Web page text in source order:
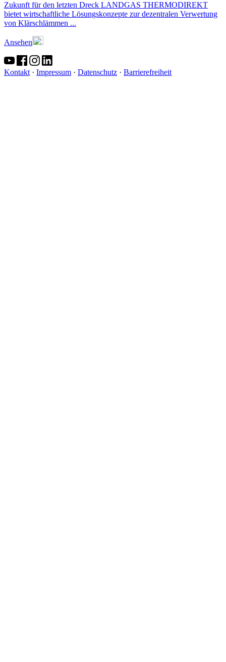
Zukunft für den letzten Dreck LANDGAS THERMODIREKT
bietet wirtschaftliche Lösungskonzepte zur dezentralen Verwertung
von Klärschlämmen ...
Ansehen
Kontakt · Impressum · Datenschutz · Barrierefreiheit